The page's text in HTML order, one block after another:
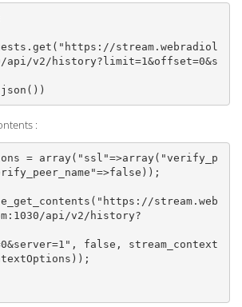
stream.webradiol
api/v2/history?limit=1&offset=0&s
:
= array("ssl"=>array("verify_p
stream.web
api/v2/history?
false, stream_context